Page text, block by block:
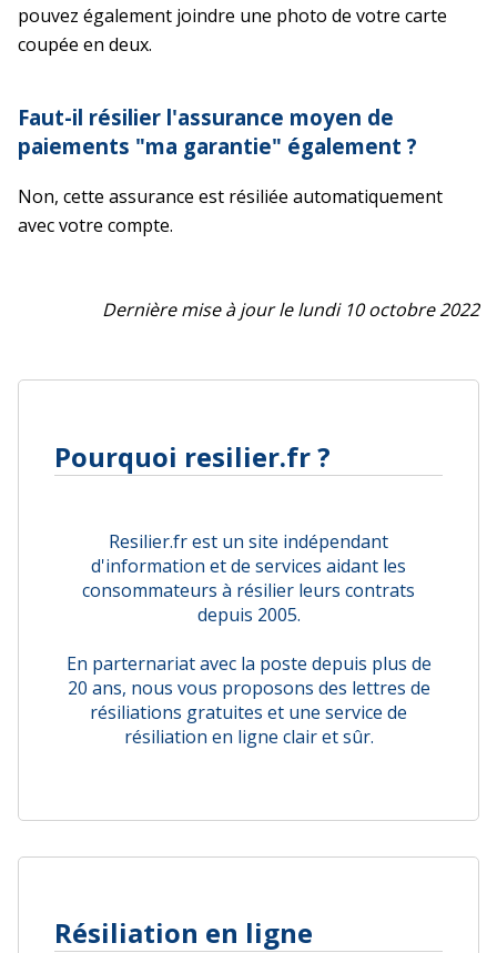
pouvez également joindre une photo de votre carte
coupée en deux.
Faut-il résilier l'assurance moyen de
paiements "ma garantie" également ?
Non, cette assurance est résiliée automatiquement
avec votre compte.
Dernière mise à jour le lundi 10 octobre 2022
Pourquoi resilier.fr ?
Resilier.fr est un site indépendant
d'information et de services aidant les
consommateurs à résilier leurs contrats
depuis 2005.
En parternariat avec la poste depuis plus de
20 ans, nous vous proposons des lettres de
résiliations gratuites et une service de
résiliation en ligne clair et sûr.
Résiliation en ligne